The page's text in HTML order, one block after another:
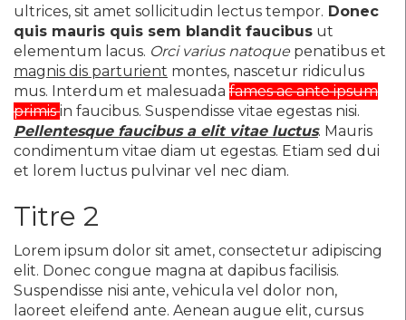
ultrices, sit amet sollicitudin lectus tempor. Donec
quis mauris quis sem blandit faucibus ut
elementum lacus. Orci varius natoque penatibus et
magnis dis parturient montes, nascetur ridiculus
mus. Interdum et malesuada fames ac ante ipsum
primisin faucibus. Suspendisse vitae egestas nisi.
Pellentesque faucibus a elit vitae luctus. Mauris
condimentum vitae diam ut egestas. Etiam sed dui
et lorem luctus pulvinar vel nec diam.
Titre 2
Lorem ipsum dolor sit amet, consectetur adipiscing
elit. Donec congue magna at dapibus facilisis.
Suspendisse nisi ante, vehicula vel dolor non,
laoreet eleifend ante. Aenean augue elit, cursus